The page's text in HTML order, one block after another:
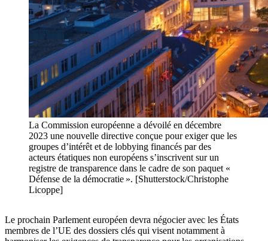
La Commission européenne a dévoilé en décembre
2023 une nouvelle directive conçue pour exiger que les
groupes d’intérêt et de lobbying financés par des
acteurs étatiques non européens s’inscrivent sur un
registre de transparence dans le cadre de son paquet «
Défense de la démocratie ». [Shutterstock/Christophe
Licoppe]
Le prochain Parlement européen devra négocier avec les États
membres de l’UE des dossiers clés qui visent notamment à